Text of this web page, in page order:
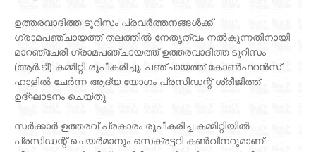
ഉത്തരവാദിത്ത ടൂറിസം പ്രവർത്തനങ്ങൾക്ക്
ഗ്രാമപഞ്ചായത്ത് തലത്തിൽ നേതൃത്വം നൽകുന്നതിനായി
മാറഞ്ചേരി ഗ്രാമപഞ്ചായത്ത് ഉത്തരവാദിത്ത ടൂറിസം
(ആർ.ടി) കമ്മിറ്റി രൂപീകരിച്ചു. പഞ്ചായത്ത് കോൺഫറൻസ്
ഹാളിൽ ചേർന്ന ആദ്യ യോഗം പ്രസിഡന്റ് ശ്രീജിത്ത്
ഉദ്ഘാടനം ചെയ്തു.
സർക്കാർ ഉത്തരവ് പ്രകാരം രൂപീകരിച്ച കമ്മിറ്റിയിൽ
പ്രസിഡന്റ് ചെയർമാനും സെക്രട്ടറി കൺവീനറുമാണ്.